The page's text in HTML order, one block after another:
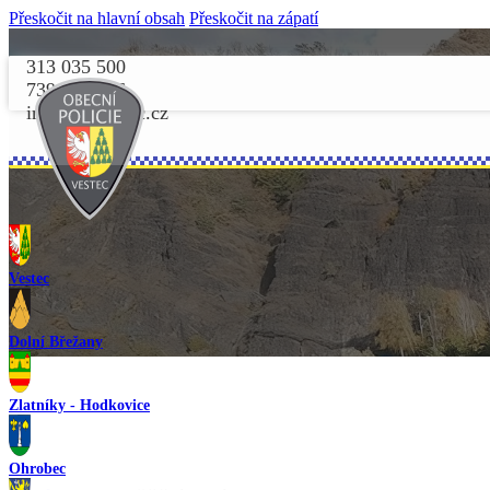
Přeskočit na hlavní obsah Přeskočit na zápatí
313 035 500
739 156 156
info@opvestec.cz
Vestec
Dolní Břežany
Zlatníky - Hodkovice
Ohrobec